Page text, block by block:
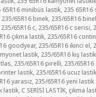
65R16 minibüs lastik, 235
235/65R16 binek, 235/65R16
235/65R16 c, 235/65R16 c serisi,
çıkma lastik, 235/65R16
goodyear, 235/65R16 ikinci el,
lastik, 235/65R16 kış lastik
, 235/65R16 pirelli, 235/65R16
lastik, 235/65R16 ucuz lastik
yarasız, 235/65R16 yeni lastik
lastik, C SERİSİ LASTİK, çıkma